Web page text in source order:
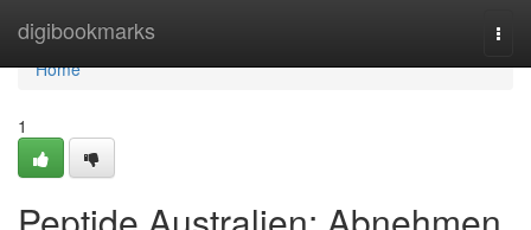
digibookmarks
Home
Home
1